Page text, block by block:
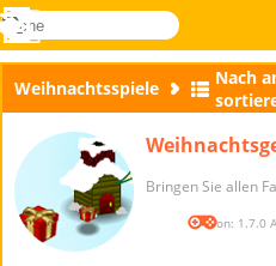
Novel
suche
Anmelden
Menü
Weihnachtsspiele
Nach
Bringen Sie allen
Version: 1.7.0